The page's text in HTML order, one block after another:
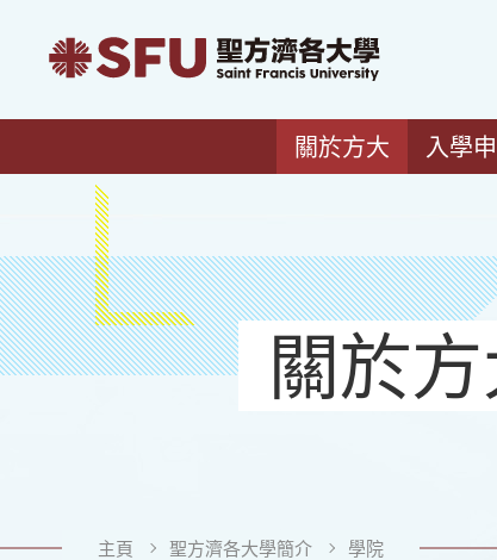
關於方大 入學
關於
主頁 聖方濟各大學簡介 學院